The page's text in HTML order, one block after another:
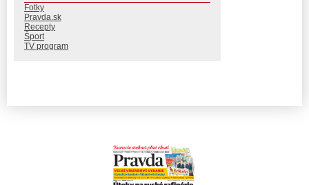
Fotky
Pravda.sk
Recepty
Šport
TV program